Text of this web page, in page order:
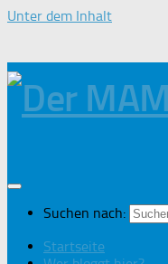
Unter dem Inhalt
Suchen nach:
Startseite